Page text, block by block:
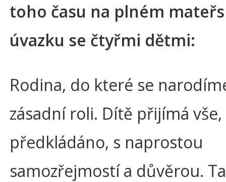
toho času na plném
úvazku se čtyřmi dětmi:
Rodina, do které se
zásadní roli. Dítě přijímá
předkládáno, s naprostou
samozřejmostí a důvěrou.